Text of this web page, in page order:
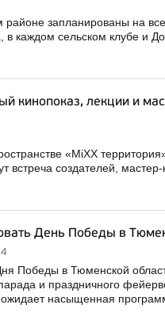
районе запланированы на
в каждом сельском клубе и
кинопоказ, лекции и
«MiXX
встреча создателей, мастер-
День Победы в
Победы в Тюменской
и праздничного
ожидает насыщенная